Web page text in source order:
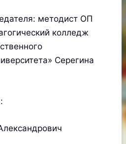
методист ОП
колледж
Серегина